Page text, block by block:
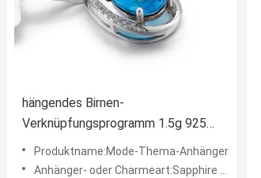
hängendes Birnen-
Verknüpfungsprogramm 1.5g 925
Sterling Silver Mens Pendant
Sapphire
Produktname:Mode-Thema-Anhänger
Anhänger- oder Charmeart:Sapphire Pendants, Edelstein-Anhänger, Steinanhänger einer